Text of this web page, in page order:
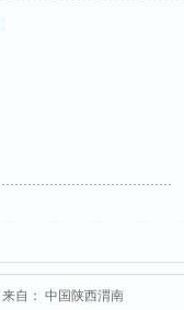
来自： 中国陕西渭南